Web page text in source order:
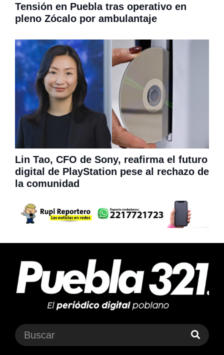
Tensión en Puebla tras operativo en
pleno Zócalo por ambulantaje
Lin Tao, CFO de Sony, reafirma el futuro
digital de PlayStation pese al rechazo de
la comunidad